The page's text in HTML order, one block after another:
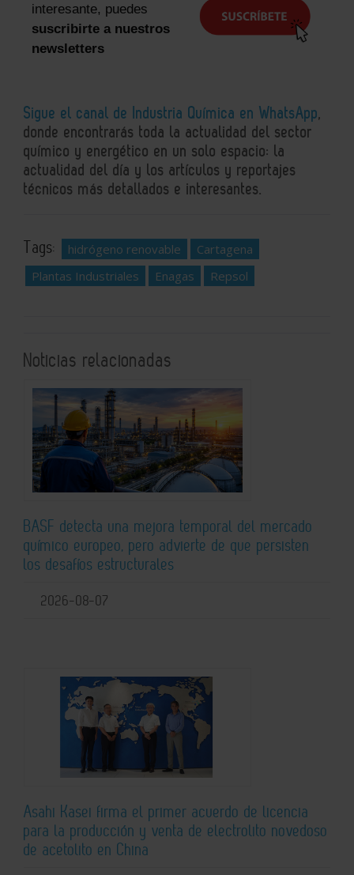
interesante, puedes
suscribirte a nuestros
newsletters
Sigue el canal de Industria Química en WhatsApp,
donde encontrarás toda la actualidad del sector
químico y energético en un solo espacio: la
actualidad del día y los artículos y reportajes
técnicos más detallados e interesantes.
Tags: hidrógeno renovable
Cartagena
Plantas Industriales
Enagas Repsol
Noticias relacionadas
BASF detecta una mejora temporal del mercado
químico europeo, pero advierte de que persisten
los desafíos estructurales
2026-08-07
Asahi Kasei firma el primer acuerdo de licencia
para la producción y venta de electrolito novedoso
de acetolito en China